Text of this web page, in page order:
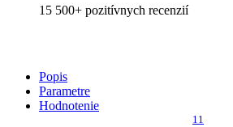
15 500+ pozitívnych recenzií
Popis
Parametre
Hodnotenie
11